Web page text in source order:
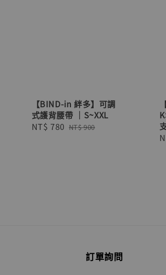
【BIND-in 絆多】可調
式護背腰帶 ｜S~XXL
Sale
NT$ 780 Regular
NT$ 900
訂單詢問